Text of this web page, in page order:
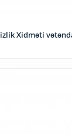
Xidməti